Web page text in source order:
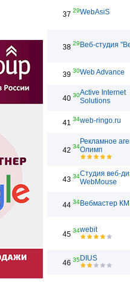
37 29WebAsiS
38 29 Веб-студия
39 30Web Advance
40 30Active Internet
Solutions
41 34web-ringo.ru
42 34
Рекламное
Олимп
43 34Студия веб-
WebMouse
44 34Вебмастер
45 34webit
46 35DIUS